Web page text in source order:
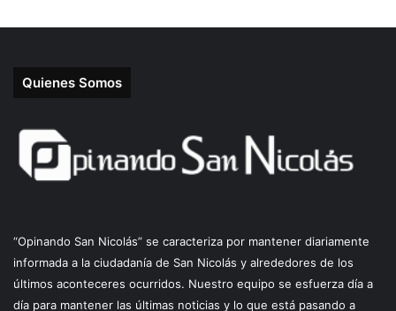
Quienes Somos
“Opinando San Nicolás” se caracteriza por mantener diariamente
informada a la ciudadanía de San Nicolás y alrededores de los
últimos aconteceres ocurridos. Nuestro equipo se esfuerza día a
día para mantener las últimas noticias y lo que está pasando a